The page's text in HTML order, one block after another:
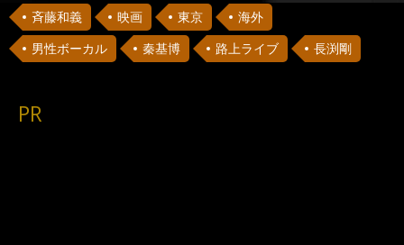
斉藤和義
映画 東京
海外
男性ボーカル
秦基博 路上ライブ 長渕剛
PR